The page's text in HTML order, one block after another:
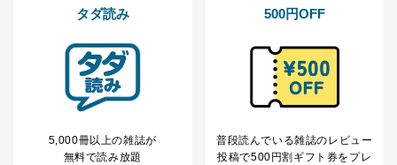
タダ読み
5,000冊以上の雑誌が
無料で読み放題
500円OFF
普段読んでいる雑誌のレビュー
投稿で500円割ギフト券をプレ